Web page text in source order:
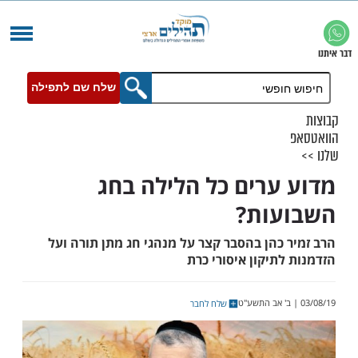
שלח שם לתפילה
כל הלילה בחג
בהסבר קצר על מנהגי חג מתן תורה ועל
איסורי כרת